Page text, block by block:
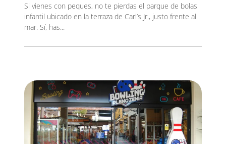
Si vienes con peques, no te pierdas el parque de bolas
infantil ubicado en la terraza de Carl’s Jr., justo frente al
mar. Sí, has...